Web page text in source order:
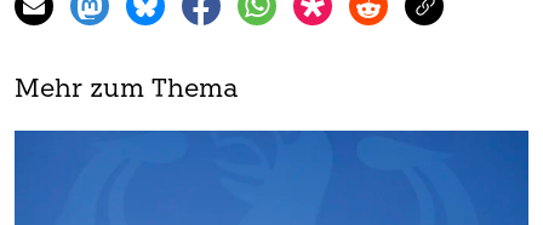
Mehr zum Thema